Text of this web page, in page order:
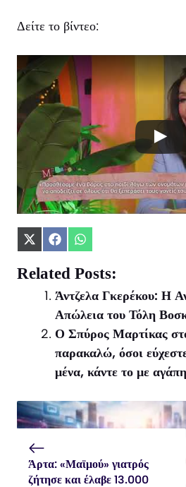
Δείτε το βίντεο:
Share
X
(Twitter)
Share
Facebook
Share
WhatsApp
Related Posts:
Άντζελα Γκερέκου: Η
Απώλεια του Τόλη
Ο Σπύρος Μαρτίκας
παρακαλώ, όσοι
μένα, κάντε το με
Άρτα: «Μαϊμού» γιατρός
ζήτησε και έλαβε 13.000